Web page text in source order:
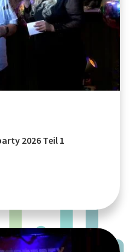
2026 Teil 1